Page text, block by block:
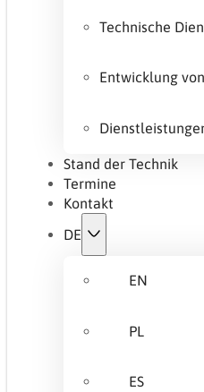
Technische
Entwicklung
Stand der Technik
Termine
Kontakt
DE
EN
PL
ES